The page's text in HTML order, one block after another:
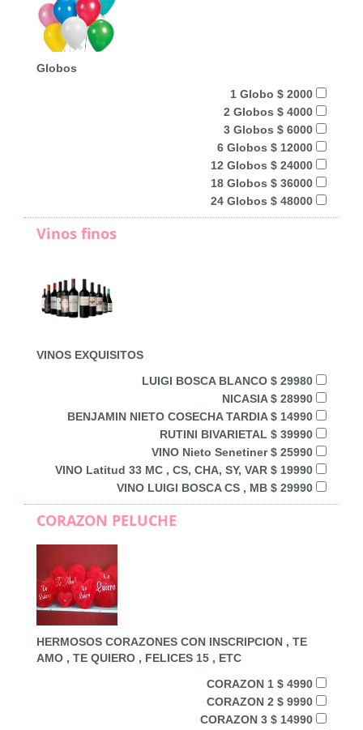
Globos
1 Globo $ 2000
2 Globos $ 4000
3 Globos $ 6000
6 Globos $ 12000
12 Globos $ 24000
18 Globos $ 36000
24 Globos $ 48000
Vinos finos
VINOS EXQUISITOS
LUIGI BOSCA BLANCO $ 29980
NICASIA $ 28990
BENJAMIN NIETO COSECHA TARDIA $ 14990
RUTINI BIVARIETAL $ 39990
VINO Nieto Senetiner $ 25990
VINO Latitud 33 MC , CS, CHA, SY, VAR $ 19990
VINO LUIGI BOSCA CS , MB $ 29990
CORAZON PELUCHE
HERMOSOS CORAZONES CON INSCRIPCION , TE
AMO , TE QUIERO , FELICES 15 , ETC
CORAZON 1 $ 4990
CORAZON 2 $ 9990
CORAZON 3 $ 14990